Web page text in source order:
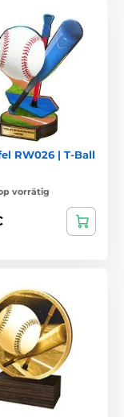
RW026 | T-Ball
vorrätig